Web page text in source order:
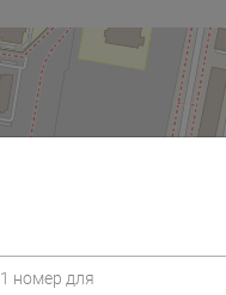
1 номер для